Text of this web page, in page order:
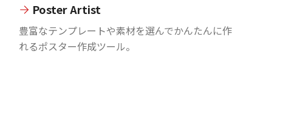
Poster Artist
豊富なテンプレートや素材を選んでかんたんに作
れるポスター作成ツール。